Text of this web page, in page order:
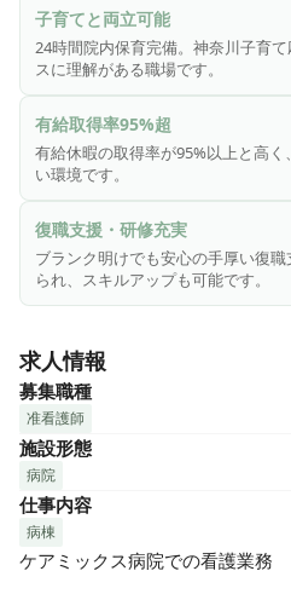
「神奈川子育て応援団」認定病
間保育完備
▼▼当院のおすすめポイント▼▼
・ママさんナースが多く24時間
・有給休暇取得率95％以上！
・復職支援が手厚い環境。ブラ
っしゃいます♪
・様々な委員会活動、ユニーク
・家庭と仕事の両立をサポート
・最寄り駅から無料送迎バスあ
たま日吉台病院は新富士病院グ
大きいグループという安定した
くことができます！
二次救急から地域包括ケア病床
問看護まで幅広く行っており、
んでいます。
ケアミックス病院で亜急性期か
護経験を積むことができ、退院
子育てと両立可能
24時間院内保育完備。神奈川子育
スに理解がある職場です。
有給取得率95%超
有給休暇の取得率が95%以上と高
い環境です。
復職支援・研修充実
ブランク明けでも安心の手厚い復
られ、スキルアップも可能です。
求人情報
募集職種
准看護師
施設形態
病院
仕事内容
病棟
ケアミックス病院での看護業務